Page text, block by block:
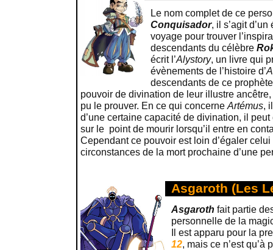
Le nom complet de ce
Conquisador, il s’agit
voyage pour trouver
descendants du célèbre
écrit l’Alystory, un livre qui
évènements de l’histoire d’
descendants de ce
pouvoir de divination de leur illustre
pu le prouver. En ce qui concerne Artémus,
d’une certaine capacité de divination, il
sur le point de mourir lorsqu’il entre en
Cependant ce pouvoir est loin d’égaler
circonstances de la mort prochaine d’une
Asgaroth (Les
Asgaroth fait partie
personnelle de la
Il est apparu pour la
12, mais ce n’est qu’à